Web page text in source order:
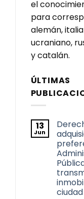
el
para
alemán,
ucraniano,
y catalán.
ÚLTIMAS
13
Jun